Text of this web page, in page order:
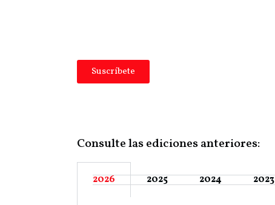
Suscríbete
Consulte las ediciones anteriores:
2026 2025 2024 2023